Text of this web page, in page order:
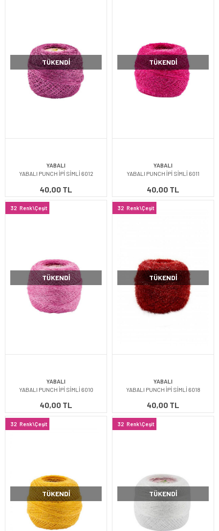
TÜKENDI
YABALI
YABALI PUNCH İPİ SİMLİ 6012
40,00 TL
TÜKENDI
YABALI
YABALI PUNCH İPİ SİMLİ 6011
40,00 TL
32 Renk\Çeşit
TÜKENDI
YABALI
YABALI PUNCH İPİ SİMLİ 6010
40,00 TL
32 Renk\Çeşit
TÜKENDI
YABALI
YABALI PUNCH İPİ SİMLİ 6018
40,00 TL
32 Renk\Çeşit
TÜKENDI
32 Renk\Çeşit
TÜKENDI